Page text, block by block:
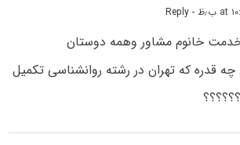
- Reply
خانوم مشاور وهمه دوستان
قدره که تهران در رشته روانشناسی تکمیل